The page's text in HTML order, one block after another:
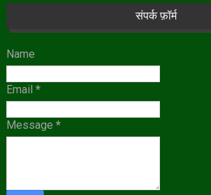
संपर्क फ़ॉर्म
Name
Email *
Message *